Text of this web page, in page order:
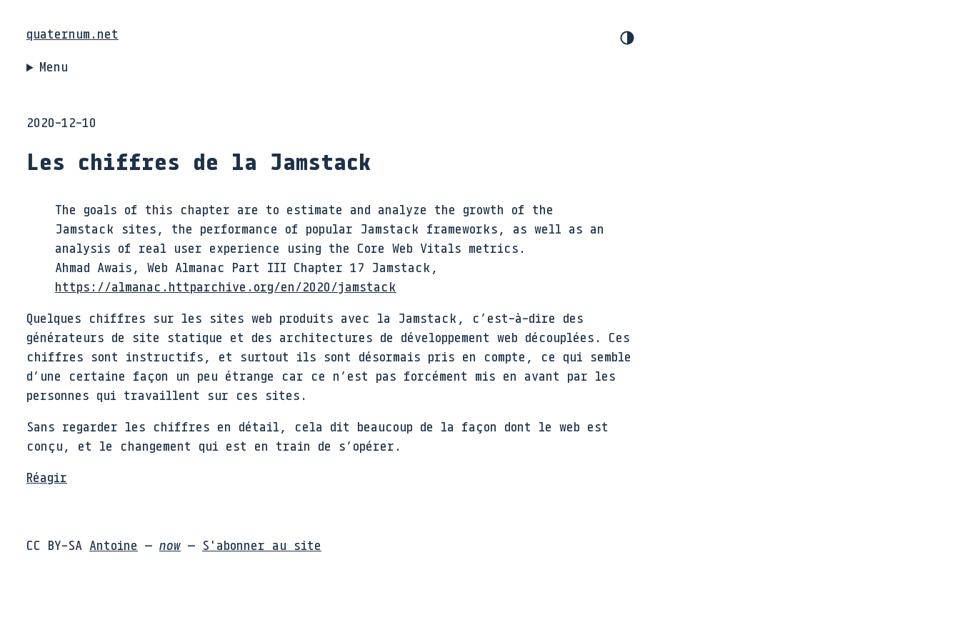
quaternum.net
Menu
2020-12-10
Les chiffres de la Jamstack
The goals of this chapter are to estimate and analyze the growth of the
Jamstack sites, the performance of popular Jamstack frameworks, as well as an
analysis of real user experience using the Core Web Vitals metrics.
Ahmad Awais, Web Almanac Part III Chapter 17 Jamstack,
https://almanac.httparchive.org/en/2020/jamstack
Quelques chiffres sur les sites web produits avec la Jamstack, c’est-à-dire des
générateurs de site statique et des architectures de développement web découplées. Ces
chiffres sont instructifs, et surtout ils sont désormais pris en compte, ce qui semble
d’une certaine façon un peu étrange car ce n’est pas forcément mis en avant par les
personnes qui travaillent sur ces sites.
Sans regarder les chiffres en détail, cela dit beaucoup de la façon dont le web est
conçu, et le changement qui est en train de s’opérer.
Réagir
CC BY-SA Antoine — now — S'abonner au site